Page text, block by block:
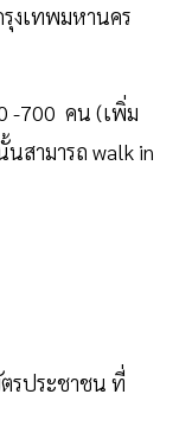
งเทพมหานคร
-700 คน (เพิ่ม
สามารถ walk in
รประชาชน ที่